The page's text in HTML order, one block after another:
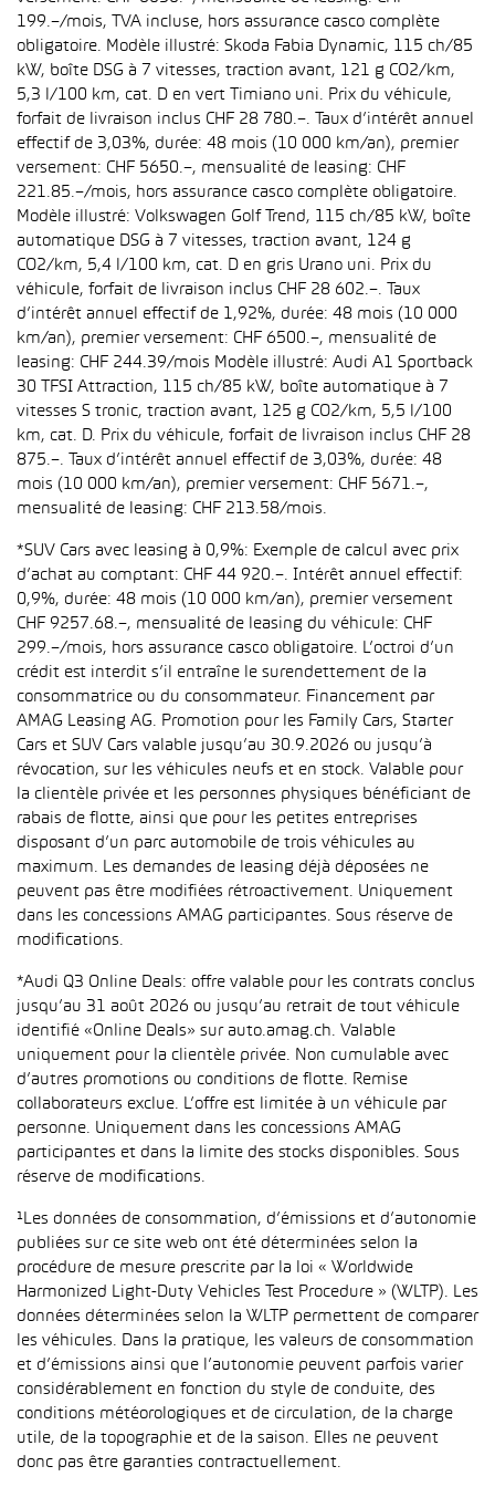
199.–/mois, TVA incluse, hors assurance casco complète
obligatoire. Modèle illustré: Skoda Fabia Dynamic, 115 ch/85
kW, boîte DSG à 7 vitesses, traction avant, 121 g CO2/km,
5,3 l/100 km, cat. D en vert Timiano uni. Prix du véhicule,
forfait de livraison inclus CHF 28 780.–. Taux d’intérêt annuel
effectif de 3,03%, durée: 48 mois (10 000 km/an), premier
versement: CHF 5650.–, mensualité de leasing: CHF
221.85.–/mois, hors assurance casco complète obligatoire.
Modèle illustré: Volkswagen Golf Trend, 115 ch/85 kW, boîte
automatique DSG à 7 vitesses, traction avant, 124 g
CO2/km, 5,4 l/100 km, cat. D en gris Urano uni. Prix du
véhicule, forfait de livraison inclus CHF 28 602.–. Taux
d’intérêt annuel effectif de 1,92%, durée: 48 mois (10 000
km/an), premier versement: CHF 6500.–, mensualité de
leasing: CHF 244.39/mois Modèle illustré: Audi A1 Sportback
30 TFSI Attraction, 115 ch/85 kW, boîte automatique à 7
vitesses S tronic, traction avant, 125 g CO2/km, 5,5 l/100
km, cat. D. Prix du véhicule, forfait de livraison inclus CHF 28
875.–. Taux d’intérêt annuel effectif de 3,03%, durée: 48
mois (10 000 km/an), premier versement: CHF 5671.–,
mensualité de leasing: CHF 213.58/mois.
*SUV Cars avec leasing à 0,9%: Exemple de calcul avec prix
d’achat au comptant: CHF 44 920.–. Intérêt annuel effectif:
0,9%, durée: 48 mois (10 000 km/an), premier versement
CHF 9257.68.–, mensualité de leasing du véhicule: CHF
299.–/mois, hors assurance casco obligatoire. L’octroi d’un
crédit est interdit s’il entraîne le surendettement de la
consommatrice ou du consommateur. Financement par
AMAG Leasing AG. Promotion pour les Family Cars, Starter
Cars et SUV Cars valable jusqu’au 30.9.2026 ou jusqu’à
révocation, sur les véhicules neufs et en stock. Valable pour
la clientèle privée et les personnes physiques bénéficiant de
rabais de flotte, ainsi que pour les petites entreprises
disposant d’un parc automobile de trois véhicules au
maximum. Les demandes de leasing déjà déposées ne
peuvent pas être modifiées rétroactivement. Uniquement
dans les concessions AMAG participantes. Sous réserve de
modifications.
*Audi Q3 Online Deals: offre valable pour les contrats conclus
jusqu’au 31 août 2026 ou jusqu’au retrait de tout véhicule
identifié «Online Deals» sur auto.amag.ch. Valable
uniquement pour la clientèle privée. Non cumulable avec
d’autres promotions ou conditions de flotte. Remise
collaborateurs exclue. L’offre est limitée à un véhicule par
personne. Uniquement dans les concessions AMAG
participantes et dans la limite des stocks disponibles. Sous
réserve de modifications.
¹Les données de consommation, d’émissions et d’autonomie
publiées sur ce site web ont été déterminées selon la
procédure de mesure prescrite par la loi « Worldwide
Harmonized Light-Duty Vehicles Test Procedure » (WLTP). Les
données déterminées selon la WLTP permettent de comparer
les véhicules. Dans la pratique, les valeurs de consommation
et d’émissions ainsi que l’autonomie peuvent parfois varier
considérablement en fonction du style de conduite, des
conditions météorologiques et de circulation, de la charge
utile, de la topographie et de la saison. Elles ne peuvent
donc pas être garanties contractuellement.